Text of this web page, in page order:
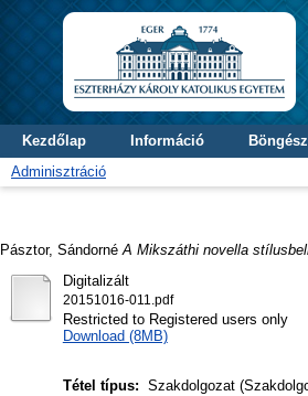
Kezdőlap Információ
Adminisztráció
Pásztor, Sándorné A Mikszáthi novella
Digitalizált
20151016-011.pdf
Restricted to Registered users only
Download (8MB)
Tétel típus: Szakdolgozat